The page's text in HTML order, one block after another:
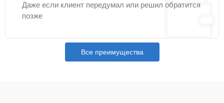
Даже если клиент передумал или решил обратится
позже
Все преимущества